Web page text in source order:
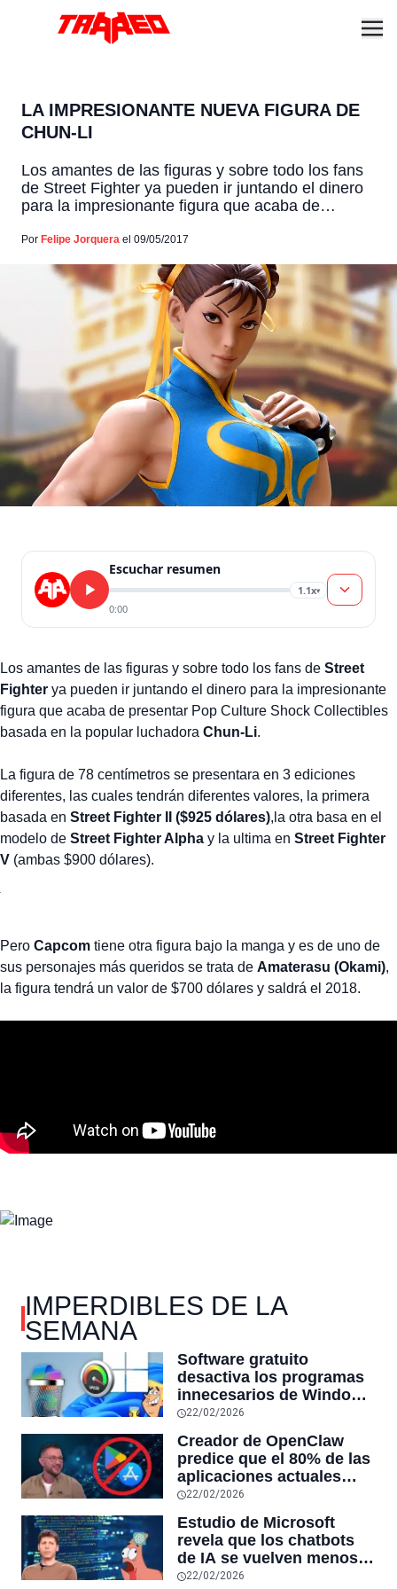
LA IMPRESIONANTE NUEVA FIGURA DE
CHUN-LI
Los amantes de las figuras y sobre todo los fans
de Street Fighter ya pueden ir juntando el dinero
para la impresionante figura que acaba de
en la popular luchadora Chun-Li. La figura de 78
diferentes, las cuales tendrán diferentes valores,
la primera […]
Por Felipe Jorquera el 09/05/2017
Escuchar resumen
1.1x▾
0:00
Los amantes de las figuras y sobre todo los fans de Street
Fighter ya pueden ir juntando el dinero para la impresionante
figura que acaba de presentar Pop Culture Shock Collectibles
basada en la popular luchadora Chun-Li.
La figura de 78 centímetros se presentara en 3 ediciones
diferentes, las cuales tendrán diferentes valores, la primera
basada en Street Fighter II ($925 dólares),la otra basa en el
modelo de Street Fighter Alpha y la ultima en Street Fighter
V (ambas $900 dólares).
Pero Capcom tiene otra figura bajo la manga y es de uno de
sus personajes más queridos se trata de Amaterasu (Okami),
la figura tendrá un valor de $700 dólares y saldrá el 2018.
IMPERDIBLES DE LA
SEMANA
Software gratuito
desactiva los programas
innecesarios de Windows
11 y optimiza el PC,
reduciendo el uso de la
RAM y mucho más
22/02/2026
Creador de OpenClaw
predice que el 80% de las
aplicaciones actuales
desaparecerán en el
futuro: “Solo sobrevivirán
las aplicaciones con
sensores únicos o
conexiones especiales a
hardware
22/02/2026
Estudio de Microsoft
revela que los chatbots
de IA se vuelven menos
confiables mientras más
22/02/2026